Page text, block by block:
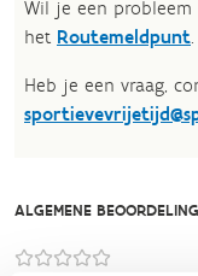
Wil je een
het Routemeldpunt.
Heb je een vraag,
ALGEMENE